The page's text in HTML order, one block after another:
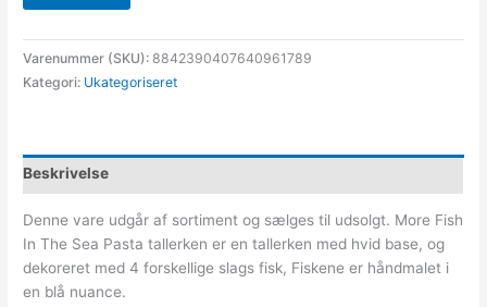
Varenummer (SKU):8842390407640961789
Kategori: Ukategoriseret
Beskrivelse
Denne vare udgår af sortiment og sælges til udsolgt. More Fish
In The Sea Pasta tallerken er en tallerken med hvid base, og
dekoreret med 4 forskellige slags fisk, Fiskene er håndmalet i
en blå nuance.